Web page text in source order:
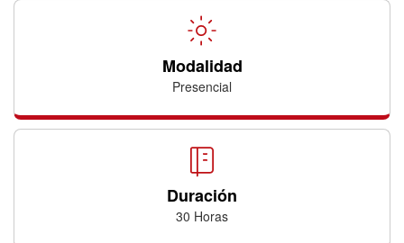
Modalidad
Presencial
Duración
30 Horas